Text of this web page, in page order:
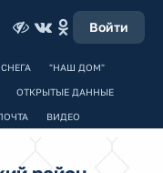
Войти
"НАШ ДОМ"
ОТКРЫТЫЕ ДАННЫЕ
ВИДЕО